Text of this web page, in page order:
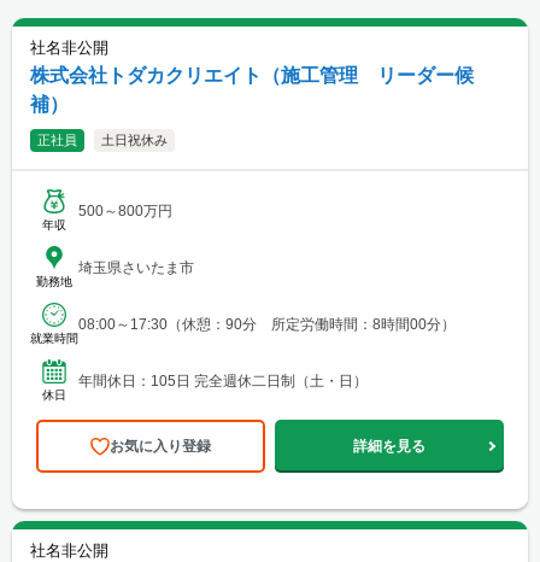
社名非公開
株式会社トダカクリエイト（施工管理 リーダー候
補）
正社員 土日祝休み
年収
500～800万円
勤務地
埼玉県さいたま市
就業時間
08:00～17:30（休憩：90分 所定労働時間：8時間00分）
休日
年間休日：105日 完全週休二日制（土・日）
お気に入り登録 詳細を見る
社名非公開